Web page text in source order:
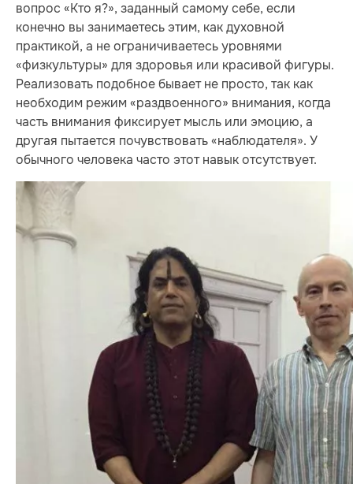
вопрос «Кто я?», заданный самому себе, если
конечно вы занимаетесь этим, как духовной
практикой, а не ограничиваетесь уровнями
«физкультуры» для здоровья или красивой фигуры.
Реализовать подобное бывает не просто, так как
необходим режим «раздвоенного» внимания, когда
часть внимания фиксирует мысль или эмоцию, а
другая пытается почувствовать «наблюдателя». У
обычного человека часто этот навык отсутствует.